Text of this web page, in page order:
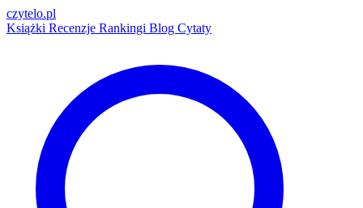
czytelo.pl
Książki Recenzje Rankingi Blog Cytaty